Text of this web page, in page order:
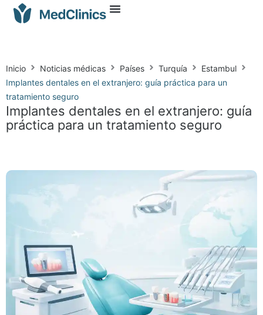
Implantes dentales en el extranjero: guía
práctica para un tratamiento seguro
Inicio Noticias médicas Países Turquía
Estambul
Implantes dentales en el extranjero: guía práctica para un
tratamiento seguro